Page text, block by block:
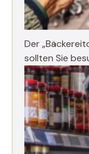
Der
sollten Sie